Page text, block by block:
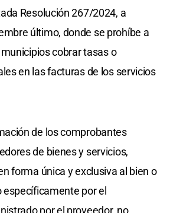
Resolución 267/2024, a
último, donde se prohíbe a
cobrar tasas o
en las facturas de los servicios
de los comprobantes
de bienes y servicios,
forma única y exclusiva al bien o
específicamente por el
por el proveedor, no